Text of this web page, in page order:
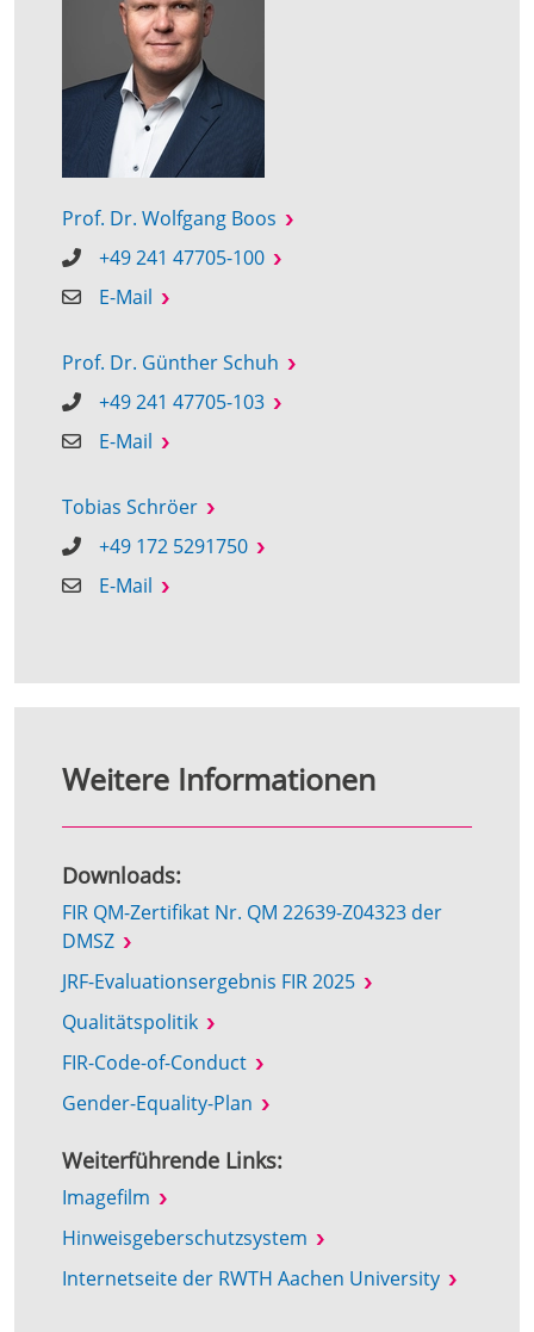
Prof. Dr. Wolfgang Boos
+49 241 47705-100
E-Mail
Prof. Dr. Günther Schuh
+49 241 47705-103
E-Mail
Tobias Schröer
+49 172 5291750
E-Mail
Weitere Informationen
Downloads:
FIR QM-Zertifikat Nr. QM 22639-Z04323 der
DMSZ
JRF-Evaluationsergebnis FIR 2025
Qualitätspolitik
FIR-Code-of-Conduct
Gender-Equality-Plan
Weiterführende Links:
Imagefilm
Hinweisgeberschutzsystem
Internetseite der RWTH Aachen University